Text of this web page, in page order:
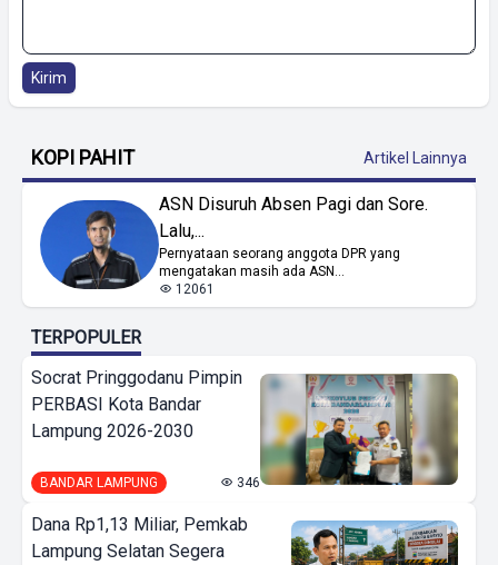
Kirim
KOPI PAHIT Artikel Lainnya
ASN Disuruh Absen Pagi dan Sore.
Lalu,...
Pernyataan seorang anggota DPR yang
mengatakan masih ada ASN...
12061
TERPOPULER
Socrat Pringgodanu Pimpin
PERBASI Kota Bandar
Lampung 2026-2030
BANDAR LAMPUNG 346
Dana Rp1,13 Miliar, Pemkab
Lampung Selatan Segera